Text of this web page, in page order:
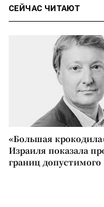
СЕЙЧАС ЧИТАЮТ
«Большая
Израиля показала
границ допустимого